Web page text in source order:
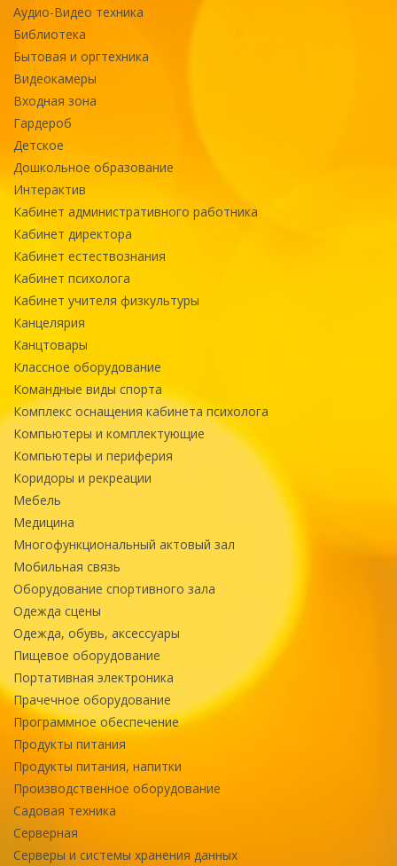
Аудио-Видео техника
Библиотека
Бытовая и оргтехника
Видеокамеры
Входная зона
Гардероб
Детское
Дошкольное образование
Интерактив
Кабинет административного работника
Кабинет директора
Кабинет естествознания
Кабинет психолога
Кабинет учителя физкультуры
Канцелярия
Канцтовары
Классное оборудование
Командные виды спорта
Комплекс оснащения кабинета психолога
Компьютеры и комплектующие
Компьютеры и периферия
Коридоры и рекреации
Мебель
Медицина
Многофункциональный актовый зал
Мобильная связь
Оборудование спортивного зала
Одежда сцены
Одежда, обувь, аксессуары
Пищевое оборудование
Портативная электроника
Прачечное оборудование
Программное обеспечение
Продукты питания
Продукты питания, напитки
Производственное оборудование
Садовая техника
Серверная
Серверы и системы хранения данных